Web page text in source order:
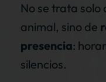
No se trata solo
animal, sino de
presencia:
silencios.